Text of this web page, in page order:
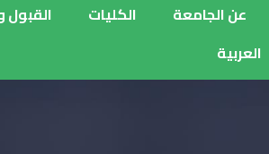
عن الجامعة الكليات القبول
العربية